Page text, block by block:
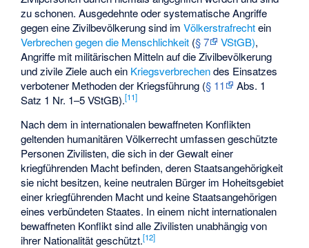
zu schonen. Ausgedehnte oder systematische Angriffe
gegen eine Zivilbevölkerung sind imVölkerstrafrechtein
Verbrechen gegen die Menschlichkeit (§ 7 VStGB),
Angriffe mit militärischen Mitteln auf die Zivilbevölkerung
und zivile Ziele auch ein Kriegsverbrechendes Einsatzes
verbotener Methoden der Kriegsführung (§ 11
Abs. 1
Satz 1 Nr. 1–5 VStGB).[11]
Nach dem in internationalen bewaffneten Konflikten
geltenden humanitären Völkerrecht umfassen geschützte
Personen Zivilisten, die sich in der Gewalt einer
kriegführenden Macht befinden, deren Staatsangehörigkeit
sie nicht besitzen, keine neutralen Bürger im Hoheitsgebiet
einer kriegführenden Macht und keine Staatsangehörigen
eines verbündeten Staates. In einem nicht internationalen
bewaffneten Konflikt sind alle Zivilisten unabhängig von
ihrer Nationalität geschützt.[12]